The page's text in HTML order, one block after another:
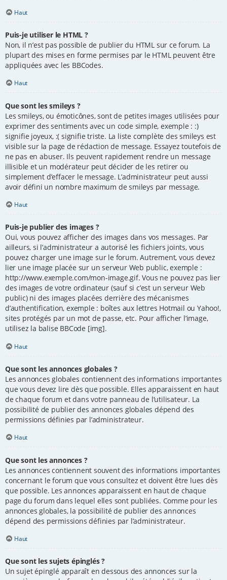
Haut
Puis-je utiliser le HTML ?
Non, il n’est pas possible de publier du HTML sur ce forum. La
plupart des mises en forme permises par le HTML peuvent être
appliquées avec les BBCodes.
Haut
Que sont les smileys ?
Les smileys, ou émoticônes, sont de petites images utilisées pour
exprimer des sentiments avec un code simple, exemple : :)
signifie joyeux, :( signifie triste. La liste complète des smileys est
visible sur la page de rédaction de message. Essayez toutefois de
ne pas en abuser. Ils peuvent rapidement rendre un message
illisible et un modérateur peut décider de les retirer ou
simplement d’effacer le message. L’administrateur peut aussi
avoir défini un nombre maximum de smileys par message.
Haut
Puis-je publier des images ?
Oui, vous pouvez afficher des images dans vos messages. Par
ailleurs, si l’administrateur a autorisé les fichiers joints, vous
pouvez charger une image sur le forum. Autrement, vous devez
lier une image placée sur un serveur Web public, exemple :
http://www.exemple.com/mon-image.gif. Vous ne pouvez pas lier
des images de votre ordinateur (sauf si c’est un serveur Web
public) ni des images placées derrière des mécanismes
d’authentification, exemple : boîtes aux lettres Hotmail ou Yahoo!,
sites protégés par un mot de passe, etc. Pour afficher l’image,
utilisez la balise BBCode [img].
Haut
Que sont les annonces globales ?
Les annonces globales contiennent des informations importantes
que vous devez lire dès que possible. Elles apparaissent en haut
de chaque forum et dans votre panneau de l’utilisateur. La
possibilité de publier des annonces globales dépend des
permissions définies par l’administrateur.
Haut
Que sont les annonces ?
Les annonces contiennent souvent des informations importantes
concernant le forum que vous consultez et doivent être lues dès
que possible. Les annonces apparaissent en haut de chaque
page du forum dans lequel elles sont publiées. Comme pour les
annonces globales, la possibilité de publier des annonces
dépend des permissions définies par l’administrateur.
Haut
Que sont les sujets épinglés ?
Un sujet épinglé apparaît en dessous des annonces sur la